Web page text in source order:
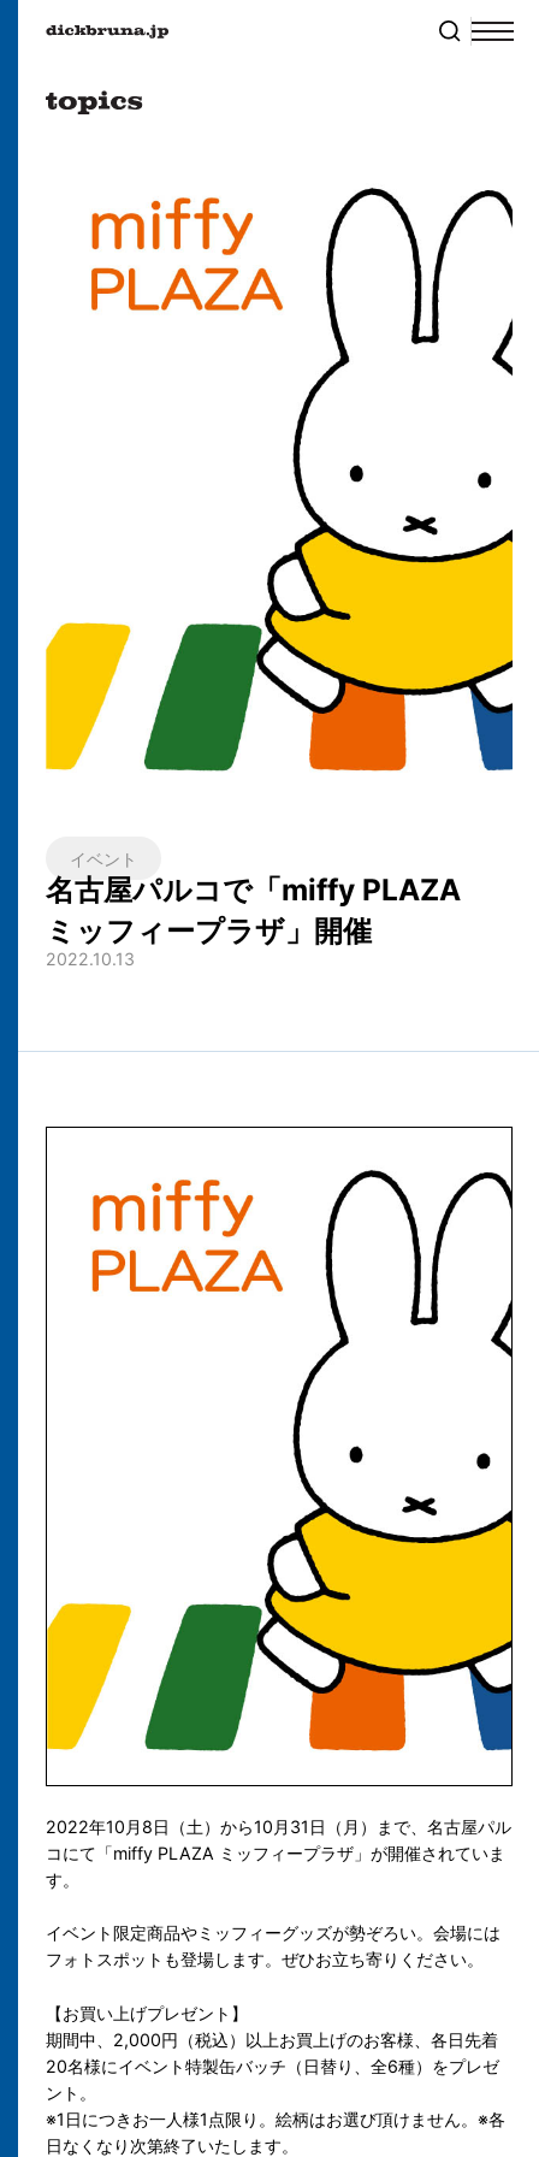
イベント
名古屋パルコで「miffy PLAZA
ミッフィープラザ」開催
2022.10.13
2022年10月8日（土）から10月31日（月）
まで、名古屋パル
コにて「miffy PLAZA ミッフィープラザ」が開催されていま
す。
イベント限定商品やミッフィーグッズが勢ぞろい。会場には
フォトスポットも登場します。ぜひお立ち寄りください。
【お買い上げプレゼント】
期間中、2,000円（税込）以上お買上げのお客様、各日先着
20名様にイベント特製缶バッチ（日替り、全6種）をプレゼ
ント。
※1日につきお一人様1点限り。絵柄はお選び頂けません。※各
日なくなり次第終了いたします。